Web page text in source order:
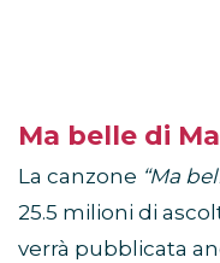
Ma belle di
La canzone “Ma
25.5 milioni di
verrà pubblicata